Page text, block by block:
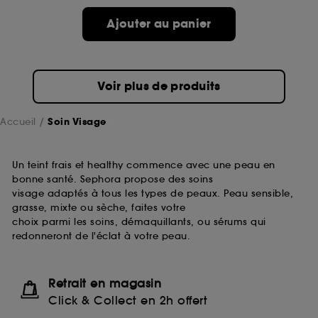
Ajouter au panier
Voir plus de produits
Accueil Soin Visage
Un teint frais et healthy commence avec une peau en
bonne santé. Sephora propose des soins
visage adaptés à tous les types de peaux. Peau sensible,
grasse, mixte ou sèche, faites votre
choix parmi les soins, démaquillants, ou sérums qui
redonneront de l'éclat à votre peau.
Retrait en magasin
Click & Collect en 2h offert
pouvez personnaliser vos choix concernant le dépôt
de ces cookies grâce au bouton "personnaliser mes
choix" ci-dessous ou décider de "tout accepter".
Sephora pourra associer les informations de
collectées ou générées lors de votre activité en ligne
ou en magasin. Pour refuser tous les cookies, cliques
sur "continuer sans accepter". Voous pouvez à tout
moment choisir de retirer votrte consentement. Si vous
souhaitez obtenir plus d'information sur les cookies
utilisés, cliquezici.